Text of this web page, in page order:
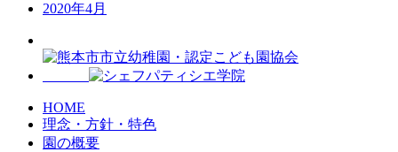
2020年4月
HOME
理念・方針・特色
園の概要